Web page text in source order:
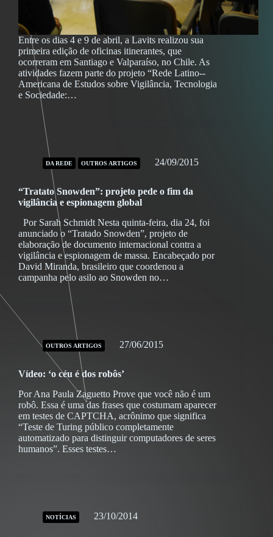
Entre os dias 4 e 9 de abril, a Lavits realizou sua
primeira edição de oficinas itinerantes, que
ocorreram em Santiago e Valparaíso, no Chile. As
atividades fazem parte do projeto “Rede Latino-­
Americana de Estudos sobre Vigilância, Tecnologia
e Sociedade:…
DA REDE OUTROS ARTIGOS 24/09/2015
“Tratato Snowden”: projeto pede o fim da
vigilância e espionagem global
Por Sarah Schmidt Nesta quinta-feira, dia 24, foi
anunciado o “Tratado Snowden”, projeto de
elaboração de documento internacional contra a
vigilância e espionagem de massa. Encabeçado por
David Miranda, brasileiro que coordenou a
campanha pelo asilo ao Snowden no…
OUTROS ARTIGOS 27/06/2015
Vídeo: ‘o céu é dos robôs’
Por Ana Paula Zaguetto Prove que você não é um
robô. Essa é uma das frases que costumam aparecer
em testes de CAPTCHA, acrônimo que significa
“Teste de Turing público completamente
automatizado para distinguir computadores de seres
humanos”. Esses testes…
NOTÍCIAS 23/10/2014